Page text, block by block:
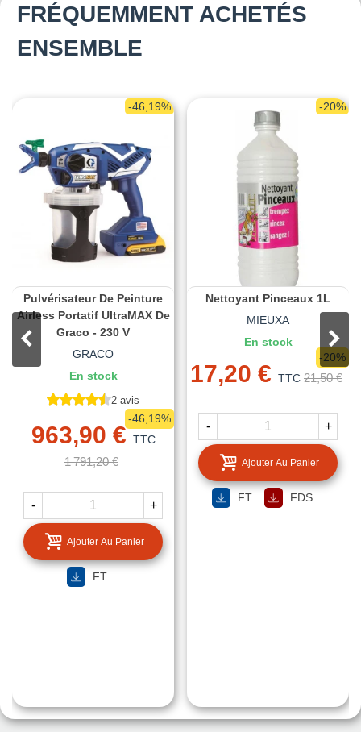
FRÉQUEMMENT ACHETÉS
ENSEMBLE
-46,19%
Pulvérisateur De Peinture
Airless Portatif UltraMAX De
Graco - 230 V
GRACO
En stock
2 avis
963,90 € TTC
1 791,20 €
-46,19%
- +
Ajouter Au Panier
FT
-20%
Nettoyant Pinceaux 1L
MIEUXA
En stock
17,20 € TTC 21,50 €
-20%
- +
Ajouter Au Panier
FT FDS